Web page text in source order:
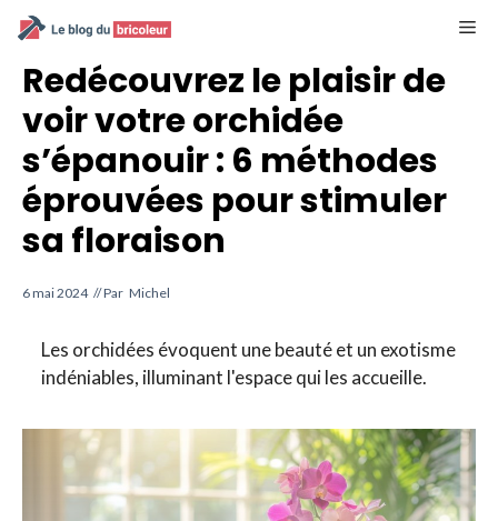
Aller
au
contenu
Redécouvrez le plaisir de
voir votre orchidée
s’épanouir : 6 méthodes
éprouvées pour stimuler
sa floraison
6 mai 2024 // Par Michel
Les orchidées évoquent une beauté et un exotisme
indéniables, illuminant l'espace qui les accueille.